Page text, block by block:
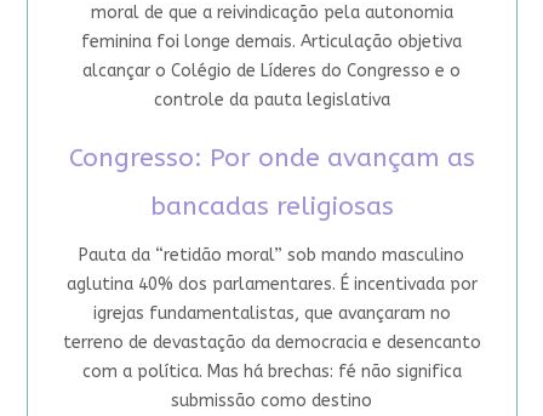
moral de que a reivindicação pela autonomia
feminina foi longe demais. Articulação objetiva
alcançar o Colégio de Líderes do Congresso e o
controle da pauta legislativa
Congresso: Por onde avançam as
bancadas religiosas
Pauta da “retidão moral” sob mando masculino
aglutina 40% dos parlamentares. É incentivada por
igrejas fundamentalistas, que avançaram no
terreno de devastação da democracia e desencanto
com a política. Mas há brechas: fé não significa
submissão como destino